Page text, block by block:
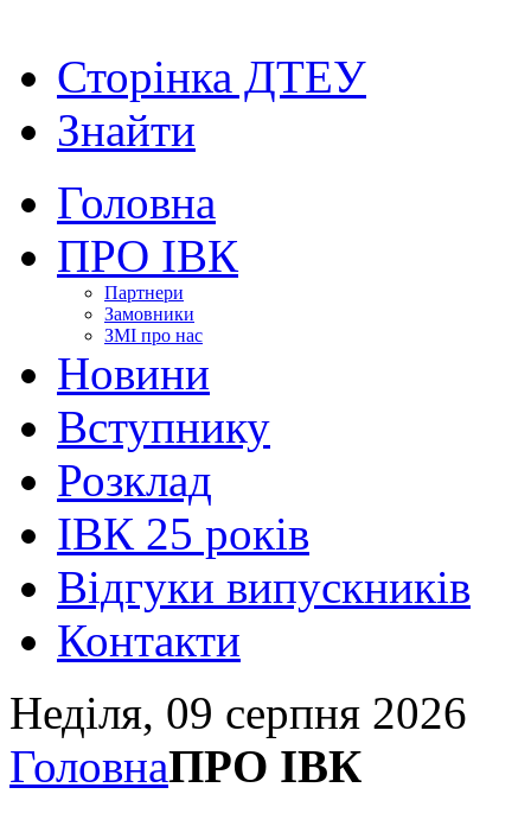
Сторінка ДТЕУ
Знайти
Головна
ПРО ІВК
Партнери
Замовники
ЗМІ про нас
Новини
Вступнику
Розклад
ІВК 25 років
Відгуки випускників
Контакти
Неділя, 09 серпня 2026
ГоловнаПРО ІВК